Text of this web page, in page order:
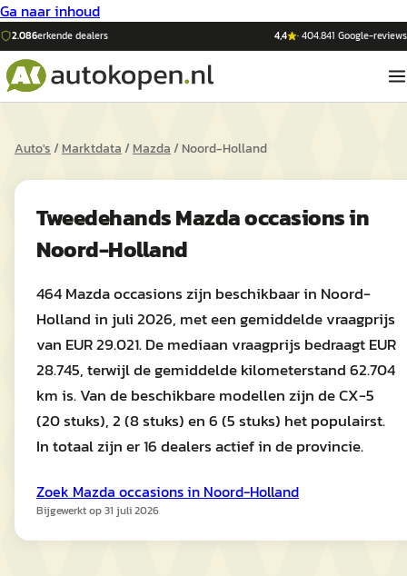
Ga naar inhoud
2.086erkende dealers 4,4 ·404.841 Google-reviews
Auto's/Marktdata/Mazda/Noord-Holland
TweedehandsMazdaoccasions in
Noord-Holland
464 Mazda occasions zijn beschikbaar in Noord-
Holland in juli 2026, met een gemiddelde vraagprijs
van EUR 29.021. De mediaan vraagprijs bedraagt EUR
28.745, terwijl de gemiddelde kilometerstand 62.704
km is. Van de beschikbare modellen zijn de CX-5
(20 stuks), 2 (8 stuks) en 6 (5 stuks) het populairst.
In totaal zijn er 16 dealers actief in de provincie.
Zoek Mazda occasions in Noord-Holland
Bijgewerkt op31 juli 2026